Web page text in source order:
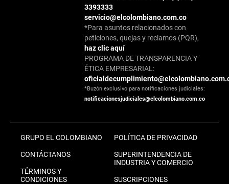
3393333
servicio@elcolombiano.com.co
*Para asuntos relacionados con
peticiones, quejas y reclamos (PQR),
haz clic aquí
PROGRAMA DE TRANSPARENCIA Y
ÉTICA EMPRESARIAL:
*Buzón exclusivo para notificaciones judiciales:
notificacionesjudiciales@elcolombiano.com.co
GRUPO EL COLOMBIANO
CONTÁCTANOS
TÉRMINOS Y
CONDICIONES
POLÍTICA DE PRIVACIDAD
SUPERINTENDENCIA DE
INDUSTRIA Y COMERCIO
SUSCRIPCIONES